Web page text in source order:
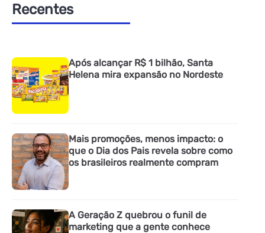
Recentes
Após alcançar R$ 1 bilhão, Santa
Helena mira expansão no Nordeste
Mais promoções, menos impacto: o
que o Dia dos Pais revela sobre como
os brasileiros realmente compram
A Geração Z quebrou o funil de
marketing que a gente conhece